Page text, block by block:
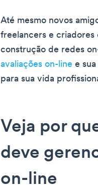
Até mesmo novos
freelancers e
construção de redes
avaliações on-line e
para sua vida
Veja por
deve
on-line